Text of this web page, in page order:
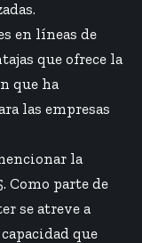
en líneas de
que ofrece la
que ha
las empresas
la
Como parte de
se atreve a
que